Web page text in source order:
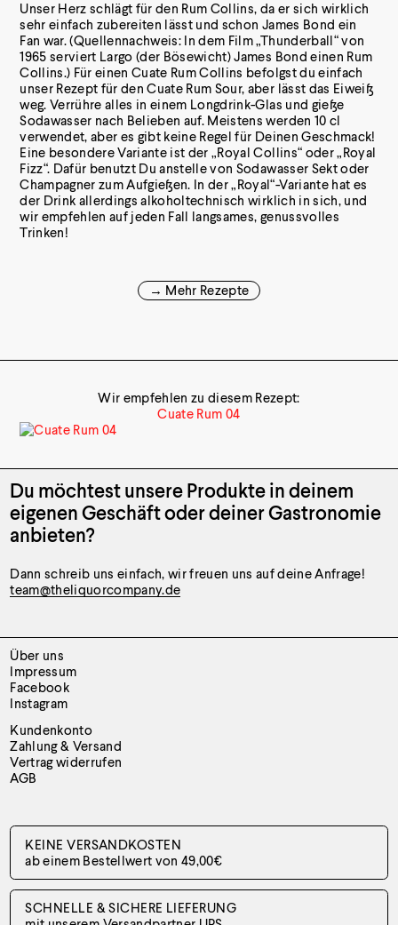
Unser Herz schlägt für den Rum Collins, da er sich wirklich
sehr einfach zubereiten lässt und schon James Bond ein
Fan war. (Quellennachweis: In dem Film „Thunderball“ von
1965 serviert Largo (der Bösewicht) James Bond einen Rum
Collins.) Für einen Cuate Rum Collins befolgst du einfach
unser Rezept für den Cuate Rum Sour, aber lässt das Eiweiß
weg. Verrühre alles in einem Longdrink-Glas und gieße
Sodawasser nach Belieben auf. Meistens werden 10 cl
verwendet, aber es gibt keine Regel für Deinen Geschmack!
Eine besondere Variante ist der „Royal Collins“ oder „Royal
Fizz“. Dafür benutzt Du anstelle von Sodawasser Sekt oder
Champagner zum Aufgießen. In der „Royal“-Variante hat es
der Drink allerdings alkoholtechnisch wirklich in sich, und
wir empfehlen auf jeden Fall langsames, genussvolles
Trinken!
→ Mehr Rezepte
Wir empfehlen zu diesem Rezept:
Cuate Rum 04
Du möchtest unsere Produktein deinem
eigenen Geschäft oderdeiner Gastronomie
anbieten?
Dann schreib uns einfach, wir freuen uns auf deine Anfrage!
team@theliquorcompany.de
Über uns
Impressum
Facebook
Instagram
Kundenkonto
Zahlung & Versand
Vertrag widerrufen
AGB
KEINE VERSANDKOSTEN
ab einem Bestellwert von 49,00€
SCHNELLE & SICHERE LIEFERUNG